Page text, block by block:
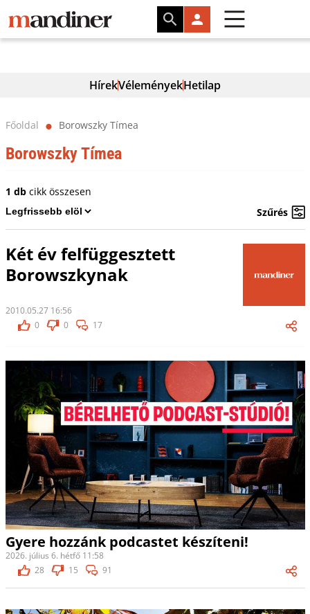
HírekVéleményekHetilap
Főoldal ⬤ Borowszky Tímea
Borowszky Tímea
1 dbcikk összesen
Szűrés
Két év felfüggesztett
Borowszkynak
2010.05.27 16:56
0
0 17
Gyere hozzánk podcastet készíteni!
2026. július 6. hétfő 11:58
28
15 91